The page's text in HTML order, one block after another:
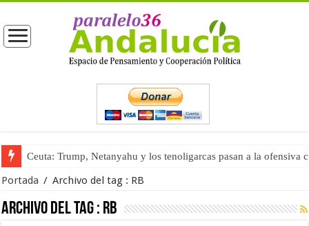
Ceuta: Trump, Netanyahu y los tenoligarcas pasan a la ofensiva
Portada / Archivo del tag : RB
Archivo del tag : RB